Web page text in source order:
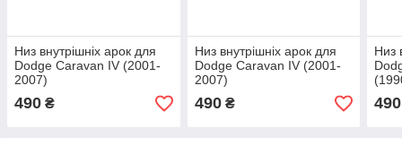
Низ внутрішніх арок для
Dodge Caravan IV (2001-
2007)
490 ₴
Низ внутрішніх арок для
Dodge Caravan IV (2001-
2007)
490₴
Низ
490